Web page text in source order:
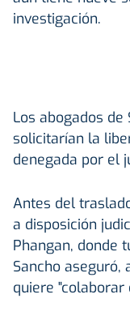
investigación.
Los abogados de
solicitarían la
denegada por el
Antes del
a disposición
Phangan, donde
Sancho aseguró,
quiere "colaborar